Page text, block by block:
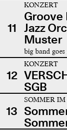
11
KONZERT
Groove
Jazz
Muster
big band
12
KONZERT
SGB
13
SOMMER IM